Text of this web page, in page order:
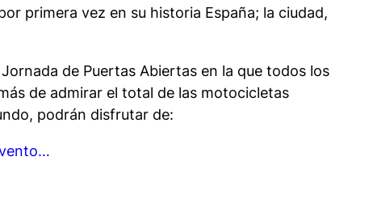
primera vez en su historia España; la ciudad,
de Puertas Abiertas en la que todos los
de admirar el total de las motocicletas
podrán disfrutar de: